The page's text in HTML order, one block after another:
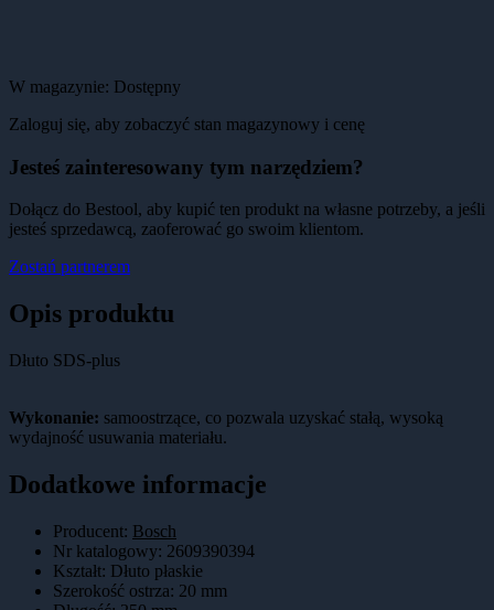
W magazynie: Dostępny
Zaloguj się, aby zobaczyć stan magazynowy i cenę
Jesteś zainteresowany tym narzędziem?
Dołącz do Bestool, aby kupić ten produkt na własne potrzeby, a jeśli
jesteś sprzedawcą, zaoferować go swoim klientom.
Zostań partnerem
Opis produktu
Dłuto SDS-plus
Wykonanie: samoostrzące, co pozwala uzyskać stałą, wysoką
wydajność usuwania materiału.
Dodatkowe informacje
Producent: Bosch
Nr katalogowy: 2609390394
Kształt: Dłuto płaskie
Szerokość ostrza: 20 mm